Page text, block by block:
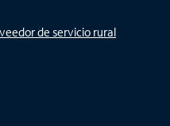
de servicio rural